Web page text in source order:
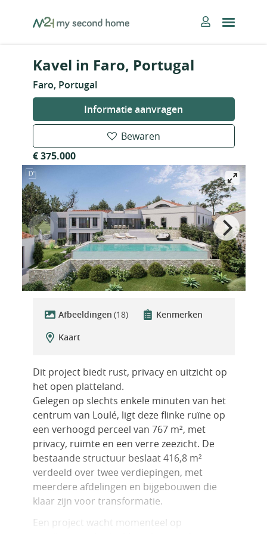
MySecondHome
Kavel in Faro, Portugal
Faro, Portugal
Informatie aanvragen
Bewaren
€ 375.000
Afbeeldingen (18)
Kenmerken
Kaart
Dit project biedt rust, privacy en uitzicht op
het open platteland.
Gelegen op slechts enkele minuten van het
centrum van Loulé, ligt deze flinke ruïne op
een verhoogd perceel van 767 m², met
privacy, ruimte en een verre zeezicht. De
bestaande structuur beslaat 416,8 m²
verdeeld over twee verdiepingen, met
meerdere afdelingen en bijgebouwen die
klaar zijn voor transformatie.
Een project wacht momenteel op